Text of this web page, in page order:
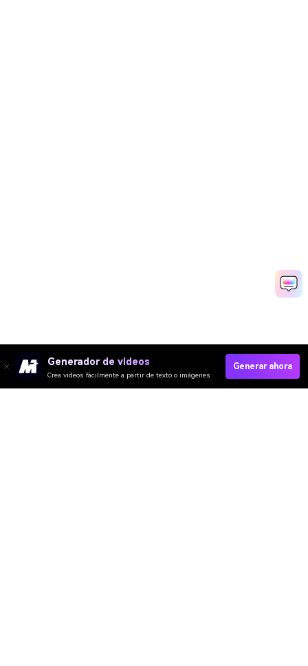
Generador de videos
Crea videos fácilmente a partir de texto o imágenes
Generar ahora